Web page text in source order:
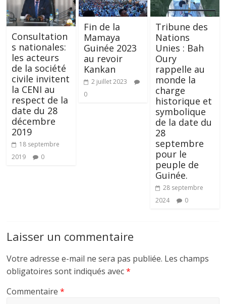
Consultation
s nationales:
les acteurs
de la société
civile invitent
la CENI au
respect de la
date du 28
décembre
2019
18 septembre
2019
0
Fin de la
Mamaya
Guinée 2023
au revoir
Kankan
2 juillet 2023
0
Tribune des
Nations
Unies : Bah
Oury
rappelle au
monde la
charge
historique et
symbolique
de la date du
28
septembre
pour le
peuple de
Guinée.
28 septembre
2024
0
Laisser un commentaire
Votre adresse e-mail ne sera pas publiée. Les champs
obligatoires sont indiqués avec*
Commentaire*